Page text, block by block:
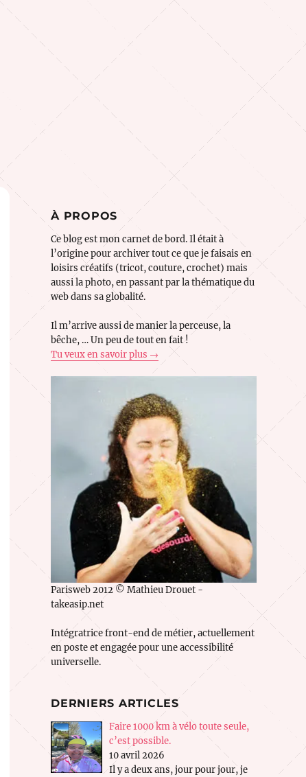
À PROPOS
Ce blog est mon carnet de bord. Il était à
l’origine pour archiver tout ce que je faisais en
loisirs créatifs (tricot, couture, crochet) mais
aussi la photo, en passant par la thématique du
web dans sa globalité.
Il m’arrive aussi de manier la perceuse, la
bêche, … Un peu de tout en fait !
Tu veux en savoir plus →
Parisweb 2012 © Mathieu Drouet -
takeasip.net
Intégratrice front-end de métier, actuellement
en poste et engagée pour une accessibilité
universelle.
DERNIERS ARTICLES
Faire 1000 km à vélo toute seule,
c’est possible.
10 avril 2026
Il y a deux ans, jour pour jour, je